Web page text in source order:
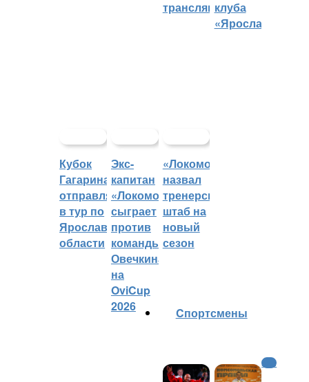
трансляцийклуба
«Ярославич»
Кубок
Гагарина
отправляется
в тур по
Ярославской
области
Экс-
капитан
«Локомотива»
сыграет
против
команды
Овечкина
на
OviCup
2026
«Локомотив»
назвал
тренерский
штаб на
новый
сезон
Cпортсмены
КХЛ